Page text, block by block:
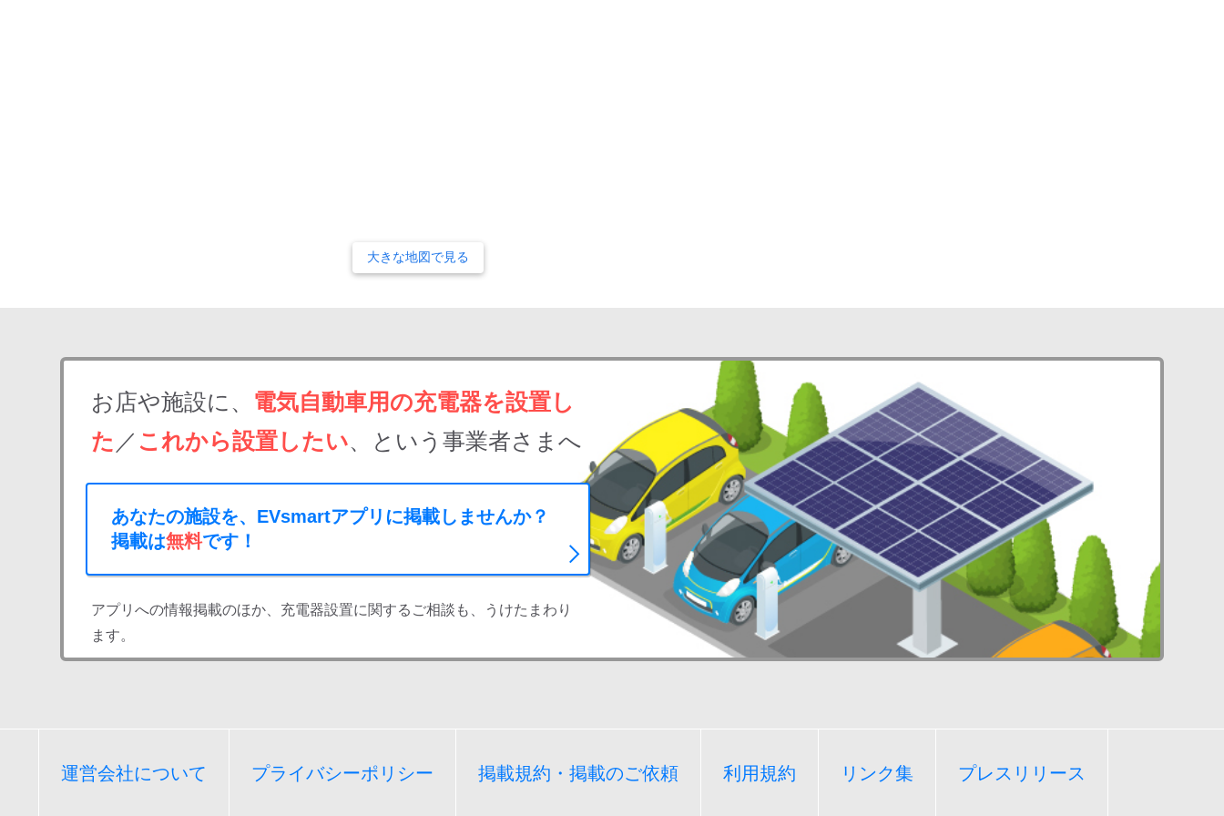
大きな地図で見る
お店や施設に、 電気自動車用の充電器を設置し
た ／ これから設置したい、という事業者さまへ
あなたの施設を、EVsmartアプリに掲載しませんか？
掲載は無料です！
アプリへの情報掲載のほか、充電器設置に関するご相談も、うけたまわり
ます。
運営会社について プライバシーポリシー 掲載規約・掲載のご依頼 利用規約 リンク集 プレスリリース